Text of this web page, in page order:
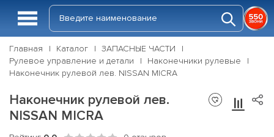
Главная Каталог
ЗАПАСНЫЕ ЧАСТИ
Рулевое управление и детали
Наконечники рулевые
Наконечник рулевой лев. NISSAN MICRA
Наконечник рулевой лев.
NISSAN MICRA